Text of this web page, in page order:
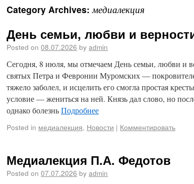
Category Archives:медиалекция
День семьи, любви и
Posted on 08.07.2026 by admin
Сегодня, 8 июля, мы отмечаем День семьи, любви и
святых Петра и Февронии Муромских —
тяжело заболел, и исцелить его смогла простая
условие — жениться на ней. Князь дал слово, но
однако болезньПодробнее
Posted in медиалекция, Новости | Комментировать
Медиалекция П.А. Федотов
Posted on 07.07.2026 by admin